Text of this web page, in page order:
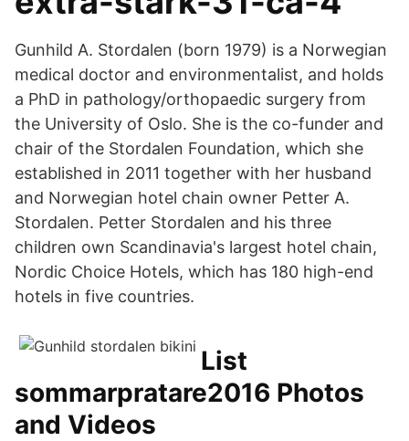
Gunhild A. Stordalen (born 1979) is a Norwegian
medical doctor and environmentalist, and holds
a PhD in pathology/orthopaedic surgery from
the University of Oslo. She is the co-funder and
chair of the Stordalen Foundation, which she
established in 2011 together with her husband
and Norwegian hotel chain owner Petter A.
Stordalen. Petter Stordalen and his three
children own Scandinavia's largest hotel chain,
Nordic Choice Hotels, which has 180 high-end
hotels in five countries.
List
sommarpratare2016 Photos
and Videos